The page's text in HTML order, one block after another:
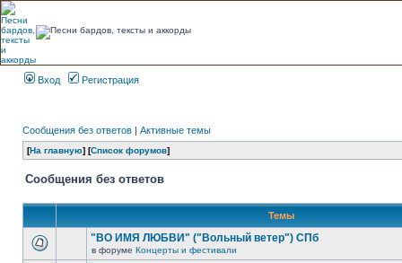
Вход Регистрация
Сообщения без ответов | Активные темы
[На главную] [Список форумов]
Сообщения без ответов
Темы
"ВО ИМЯ ЛЮБВИ" ("Вольный ветер") СПб
в форуме Концерты и фестивали